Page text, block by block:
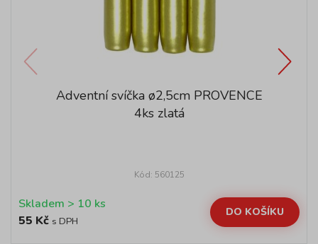
Adventní svíčka ø2,5cm PROVENCE
4ks zlatá
Kód: 560125
Skladem > 10 ks
55 Kč s DPH
DO KOŠÍKU